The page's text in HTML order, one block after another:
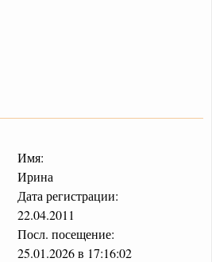
Имя:
Ирина
Дата регистрации:
22.04.2011
Посл. посещение:
25.01.2026 в 17:16:02